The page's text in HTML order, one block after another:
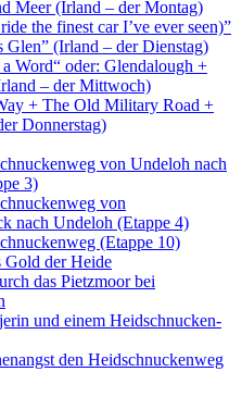
Meer (Irland – der Montag)
the finest car I’ve ever seen)”
Glen” (Irland – der Dienstag)
Word“ oder: Glendalough +
– der Mittwoch)
+ The Old Military Road +
Donnerstag)
von Undeloh nach
3)
von
nach Undeloh (Etappe 4)
(Etappe 10)
Gold der Heide
das Pietzmoor bei
und einem Heidschnucken-
den Heidschnuckenweg